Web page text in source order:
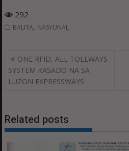
292
BALITA, NASYUNAL
Post
navigation
ONE RFID, ALL TOLLWAYS
SYSTEM KASADO NA SA
LUZON EXPRESSWAYS
Related posts